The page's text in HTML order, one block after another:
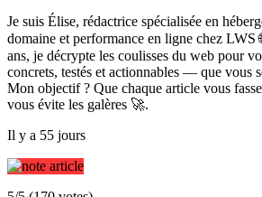
Je suis Élise, rédactrice spécialisée en
domaine et performance en ligne chez LWS
ans, je décrypte les coulisses du web pour
concrets, testés et actionnables — que vous
Mon objectif ? Que chaque article vous
vous évite les galères 🚀.
Il y a 55 jours